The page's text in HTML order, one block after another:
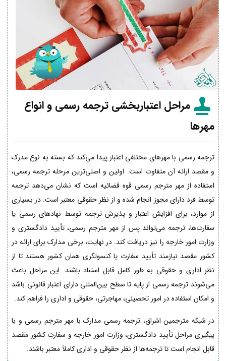
مراحل اعتباربخشی ترجمه رسمی و انواع
مهرها
ترجمه رسمی با مهرهای مختلفی اعتبار پیدا می‌کند که بسته به نوع مدرک
و مقصد ارائه آن متفاوت است. اولین و اصلی‌ترین مرحله ترجمه رسمی،
استفاده از مهر مترجم رسمی قوه قضائیه است که نشان می‌دهد ترجمه
توسط فرد دارای مجوز انجام شده و از نظر حقوقی معتبر است. در بسیاری
از موارد، برای افزایش اعتبار و پذیرش ترجمه توسط نهادهای رسمی یا
سفارت‌ها، ترجمه می‌تواند پس از مهر مترجم رسمی، تأیید دادگستری و
وزارت امور خارجه را نیز دریافت کند. در نهایت، برخی مدارک برای ارائه در
کشور مقصد نیازمند تأیید سفارت یا کنسولگری همان کشور هستند تا از
نظر اداری و حقوقی به طور کامل قابل استناد باشند. این مراحل باعث
می‌شوند ترجمه رسمی از پایه تا سطح بین‌المللی دارای اعتبار قانونی باشد
و امکان استفاده در امور تحصیلی، مهاجرتی، حقوقی و اداری را فراهم کند.
در شبکه مترجمین اشراق، ترجمه رسمی مدارک با مهر مترجم رسمی و با
پیگیری مراحل تأیید دادگستری، وزارت امور خارجه و سفارت کشور مقصد
قابل انجام است تا ترجمه‌ها از نظر حقوقی و اداری کاملاً معتبر باشند.